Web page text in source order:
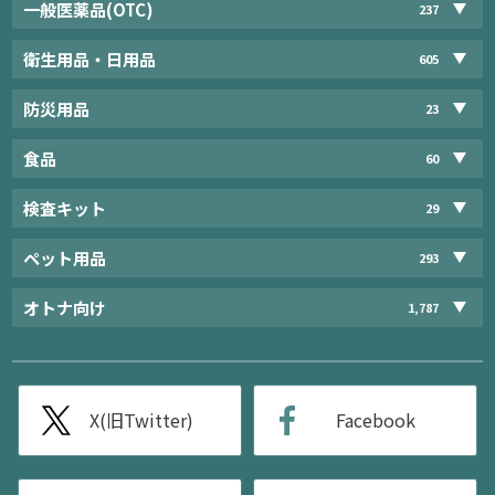
一般医薬品(OTC) 237
衛生用品・日用品 605
防災用品 23
食品 60
検査キット 29
ペット用品 293
オトナ向け 1,787
X(旧Twitter) Facebook